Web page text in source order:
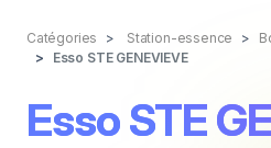
Catégories Station-essence
Esso STE GENEVIEVE
Esso STE